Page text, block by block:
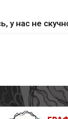
у нас не